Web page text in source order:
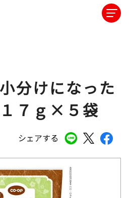
シェアする
分けになった
７ｇ×５袋